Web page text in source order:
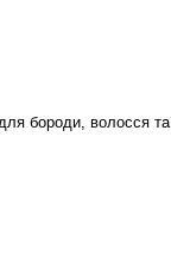
бороди, волосся та